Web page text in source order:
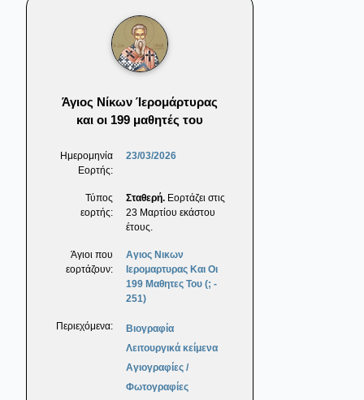
Άγιος Νίκων Ίερομάρτυρας
και οι 199 μαθητές του
Ημερομηνία
Εορτής:
23/03/2026
Τύπος
εορτής:
Σταθερή. Εορτάζει στις
23 Μαρτίου εκάστου
έτους.
Άγιοι που
εορτάζουν:
Αγιος Νικων
Ιερομαρτυρας Και Οι
199 Μαθητες Του (; -
251)
Περιεχόμενα:
Βιογραφία
Λειτουργικά κείμενα
Αγιογραφίες /
Φωτογραφίες